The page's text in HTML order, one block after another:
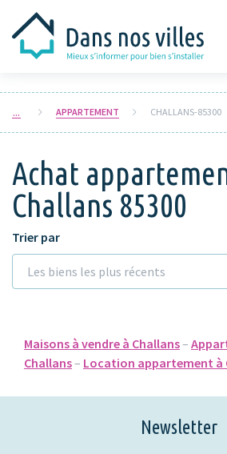
APPARTEMENT CHALLANS-85300
Achat
Challans 85300
Trier par
Les biens les plus récents
Maisons à vendre à Challans–
Challans– Location appartement à
Newsletter